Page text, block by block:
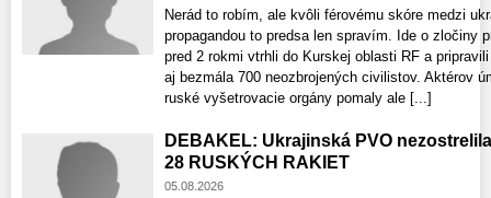
Nerád to robím, ale kvôli férovému skóre medzi
propagandou to predsa len spravím. Ide o zločiny
pred 2 rokmi vtrhli do Kurskej oblasti RF a
aj bezmála 700 neozbrojených civilistov. Aktérov
ruské vyšetrovacie orgány pomaly ale [...]
DEBAKEL: Ukrajinská PVO
28 RUSKÝCH RAKIET
05.08.2026